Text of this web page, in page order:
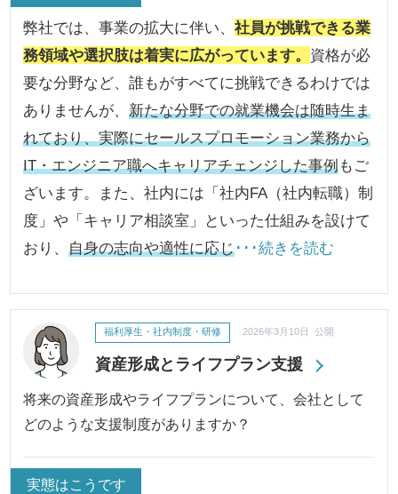
弊社では、事業の拡大に伴い、社員が挑戦できる業
務領域や選択肢は着実に広がっています。 資格が必
要な分野など、誰もがすべてに挑戦できるわけでは
ありませんが、新たな分野での就業機会は随時生ま
れており、実際にセールスプロモーション業務から
IT・エンジニア職へキャリアチェンジした事例もご
ざいます。また、社内には「社内FA（社内転職）制
度」や「キャリア相談室」といった仕組みを設けて
おり、自身の志向や適性に応じ･･･続きを読む
資産形成とライフプラン支援
福利厚生・社内制度・研修 2026年3月10日 公開
将来の資産形成やライフプランについて、会社として
どのような支援制度がありますか？
実態はこうです